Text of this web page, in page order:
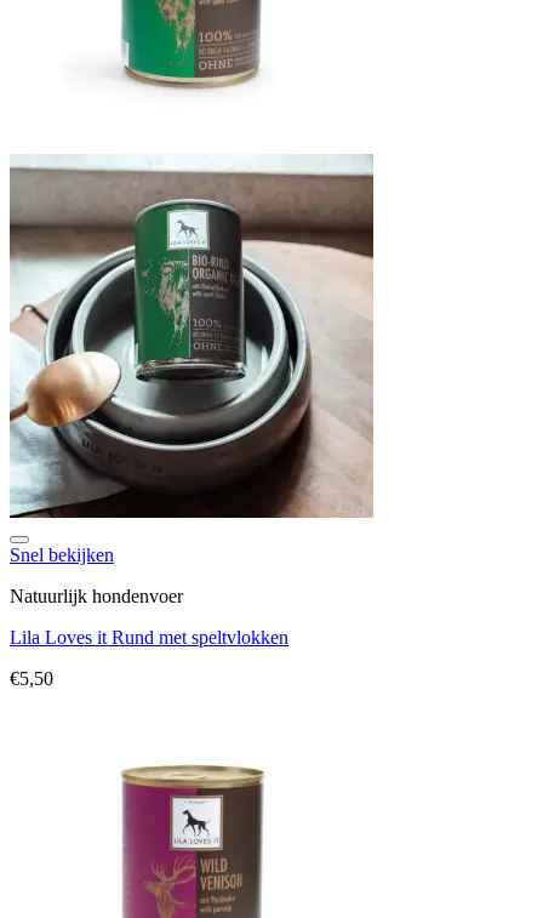
Snel bekijken
Natuurlijk hondenvoer
Lila Loves it Rund met speltvlokken
€5,50